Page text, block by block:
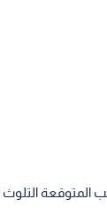
التلوث